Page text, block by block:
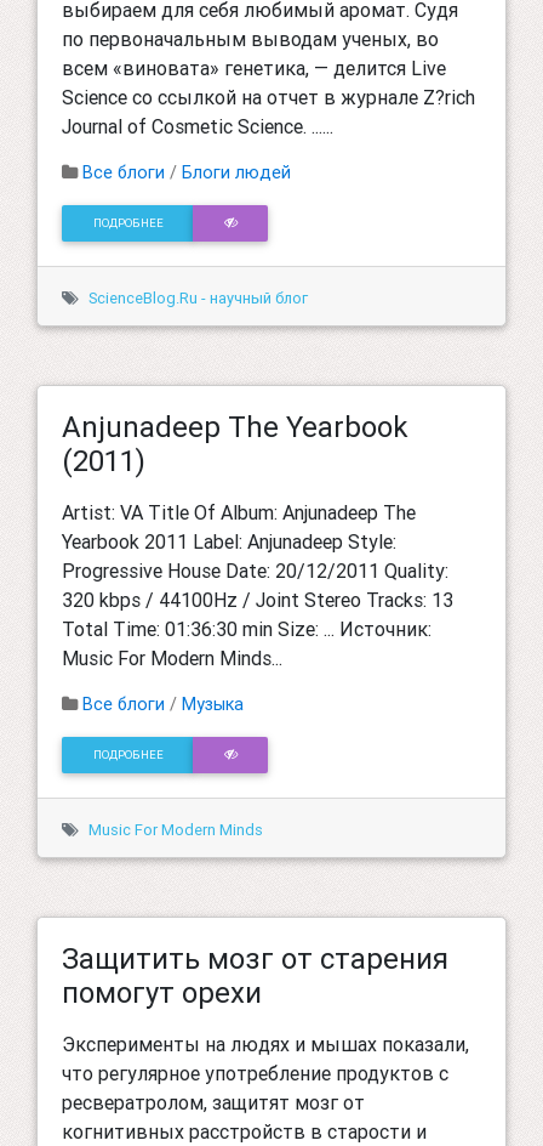
выбираем для себя любимый аромат. Судя
по первоначальным выводам ученых, во
всем «виновата» генетика, — делится Live
Science со ссылкой на отчет в журнале Z?rich
Journal of Cosmetic Science. ......
Все блоги / Блоги людей
ПОДРОБНЕЕ
ScienceBlog.Ru - научный блог
Anjunadeep The Yearbook
(2011)
Artist: VA Title Of Album: Anjunadeep The
Yearbook 2011 Label: Anjunadeep Style:
Progressive House Date: 20/12/2011 Quality:
320 kbps / 44100Hz / Joint Stereo Tracks: 13
Total Time: 01:36:30 min Size: ... Источник:
Music For Modern Minds...
Все блоги / Музыка
ПОДРОБНЕЕ
Music For Modern Minds
Защитить мозг от старения
помогут орехи
Эксперименты на людях и мышах показали,
что регулярное употребление продуктов с
ресвератролом, защитят мозг от
когнитивных расстройств в старости и